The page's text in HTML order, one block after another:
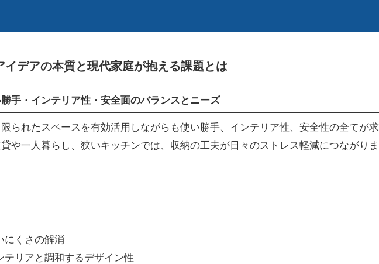
イデアの本質と現代家庭が抱える課題とは
手・インテリア性・安全面のバランスとニーズ
られたスペースを有効活用しながらも使い勝手、インテリア性、安全性の全てが求
や一人暮らし、狭いキッチンでは、収納の工夫が日々のストレス軽減につながりま
にくさの解消
テリアと調和するデザイン性